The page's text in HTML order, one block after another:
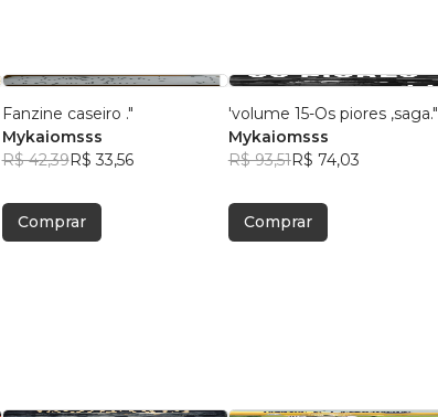
Fanzine caseiro ."
Mykaiomsss
R$ 42,39R$ 33,56
Comprar
'volume 15-Os piores ,saga."
Mykaiomsss
R$ 93,51R$ 74,03
Comprar